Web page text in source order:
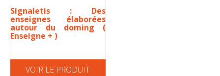
Signaletis : Des
enseignes élaborées
autour du doming (
Enseigne + )
VOIR LE PRODUIT